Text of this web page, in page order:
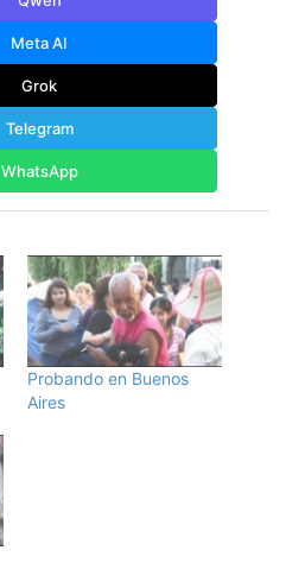
Meta AI
Grok
Telegram
WhatsApp
Probando en Buenos
Aires